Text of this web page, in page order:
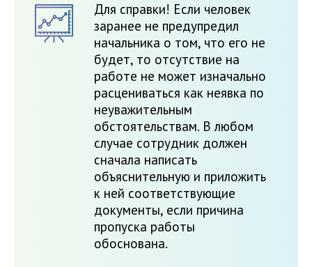
Для справки! Если человек
заранее не предупредил
начальника о том, что его не
будет, то отсутствие на
работе не может изначально
расцениваться как неявка по
неуважительным
обстоятельствам. В любом
случае сотрудник должен
сначала написать
объяснительную и приложить
к ней соответствующие
документы, если причина
пропуска работы
обоснована.